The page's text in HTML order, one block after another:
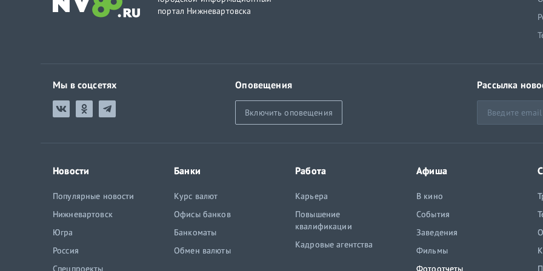
портал Нижневартовска
Мы в соцсетях Оповещения
Включить оповещения
Рассылка
Новости
Популярные новости
Нижневартовск
Югра
Россия
Спецпроекты
Банки
Курс валют
Офисы банков
Банкоматы
Обмен валюты
Работа
Карьера
Повышение
квалификации
Кадровые агентства
Афиша
В кино
События
Заведения
Фильмы
Фотоотчеты